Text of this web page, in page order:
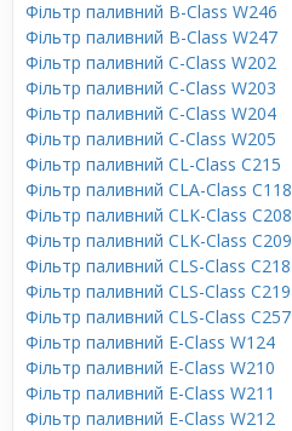
Фільтр паливний B-Class W246
Фільтр паливний B-Class W247
Фільтр паливний C-Class W202
Фільтр паливний C-Class W203
Фільтр паливний C-Class W204
Фільтр паливний C-Class W205
Фільтр паливний CL-Class C215
Фільтр паливний CLA-Class C118
Фільтр паливний CLK-Class C208
Фільтр паливний CLK-Class C209
Фільтр паливний CLS-Class C218
Фільтр паливний CLS-Class C219
Фільтр паливний CLS-Class C257
Фільтр паливний E-Class W124
Фільтр паливний E-Class W210
Фільтр паливний E-Class W211
Фільтр паливний E-Class W212